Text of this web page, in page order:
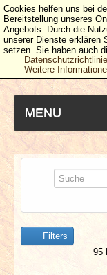
MENU
NEUESTE
NEWS &
BERICHTE
Filters
95
Cookies helfen uns bei
Bereitstellung unseres
Angebots. Durch die
unserer Dienste erklären
setzen. Sie haben auch
Weitere